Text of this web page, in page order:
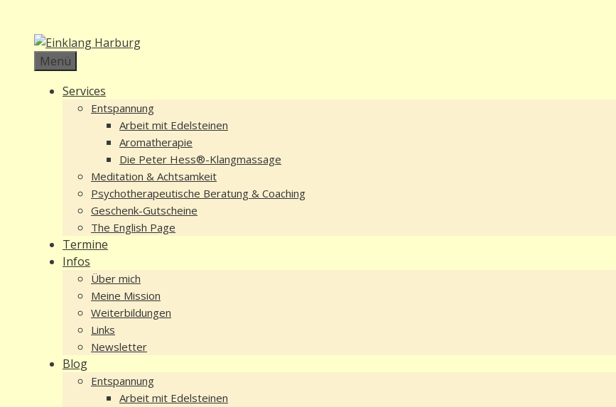
Inhalt
springen
Menü
Services
Entspannung
Arbeit mit Edelsteinen
Aromatherapie
Die Peter Hess®-Klangmassage
Meditation & Achtsamkeit
Psychotherapeutische Beratung & Coaching
Geschenk-Gutscheine
The English Page
Termine
Infos
Über mich
Meine Mission
Weiterbildungen
Links
Newsletter
Blog
Entspannung
Arbeit mit Edelsteinen